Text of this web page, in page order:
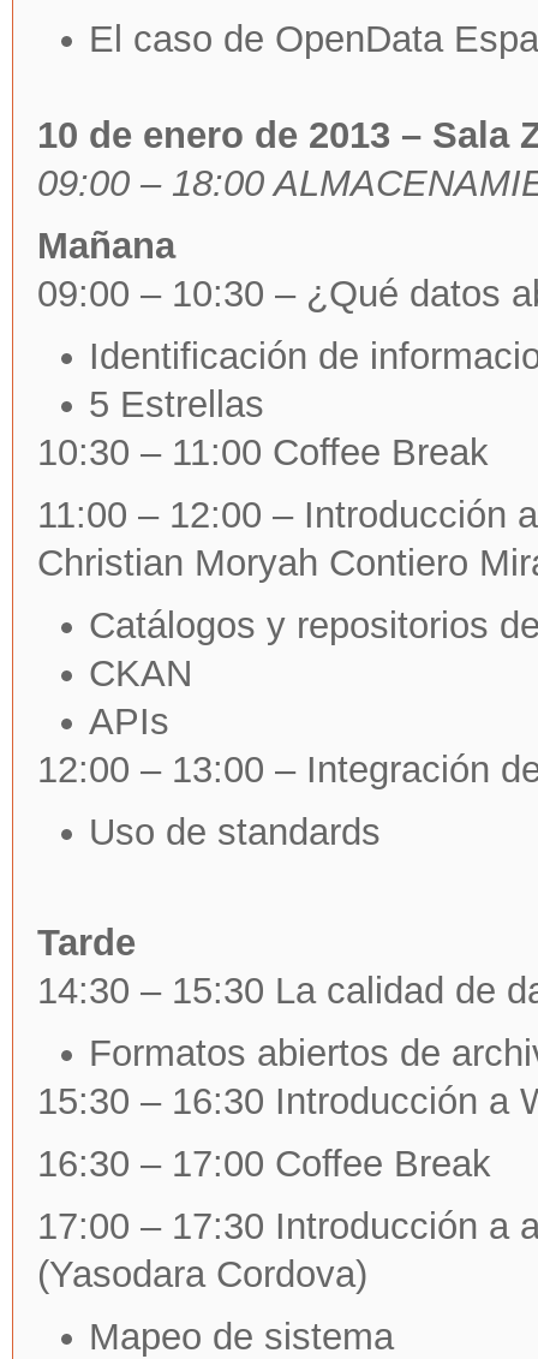
El caso de OpenData
10 de enero de 2013 – Sala
09:00 – 18:00
Mañana
09:00 – 10:30 – ¿Qué datos
Identificación de
5 Estrellas
10:30 – 11:00 Coffee Break
11:00 – 12:00 – Introducción
Christian Moryah Contiero
Catálogos y repositorios
CKAN
APIs
12:00 – 13:00 – Integración
Uso de standards
Tarde
14:30 – 15:30 La calidad de
Formatos abiertos de
15:30 – 16:30 Introducción a
16:30 – 17:00 Coffee Break
17:00 – 17:30 Introducción a
(Yasodara Cordova)
Mapeo de sistema